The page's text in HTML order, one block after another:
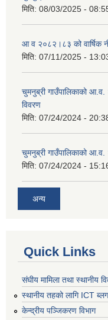
मिति: 08/03/2025 -
आ व २०८२।८३ को वार्षिक
मिति: 07/11/2025 -
चुमनुब्री गाउँपालिकाको
विवरण
मिति: 07/24/2024 -
चुमनुब्री गाउँपालिकाको
मिति: 07/24/2024 -
अन्य
Quick Links
संघीय मामिला तथा स्थानीय
स्थानीय तहको लागि ICT ब्लग
केन्द्रीय पञ्जिकरण विभाग